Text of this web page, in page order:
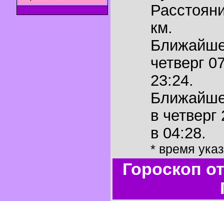
км.
четверг
23:24.
в
в 04:28.
* время
Гороскоп